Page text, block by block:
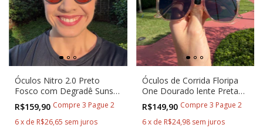
Óculos Nitro 2.0 Preto
Fosco com Degradê Sunset
Baixa Pace®
R$159,90 Compre 3 Pague 2
6x de R$26,65 sem juros
Óculos de Corrida Floripa
One Dourado lente Preta
Baixa Pace®
R$149,90 Compre 3 Pague 2
6 x de R$24,98 sem juros